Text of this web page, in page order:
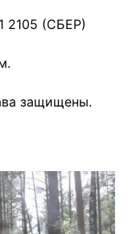
2105 (СБЕР)
защищены.